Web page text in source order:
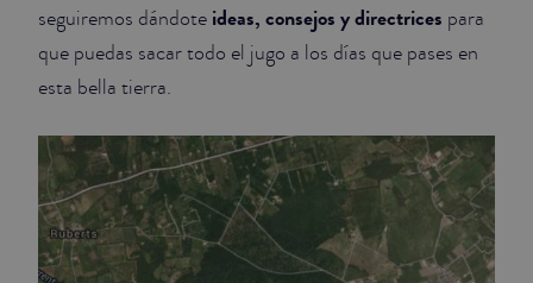
seguiremos dándote ideas, consejos y directrices para
que puedas sacar todo el jugo a los días que pases en
esta bella tierra.